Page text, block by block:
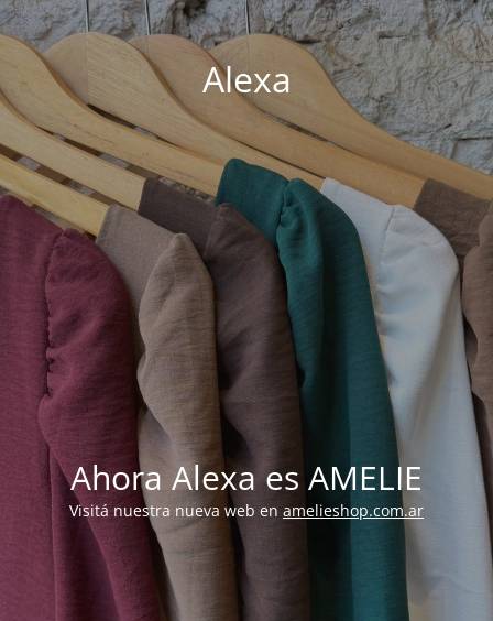
Alexa
Ahora Alexa es AMELIE
Visitá nuestra nueva web en amelieshop.com.ar